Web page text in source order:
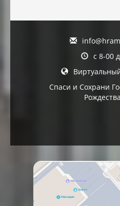
с 8-00
Спаси и Сохрани